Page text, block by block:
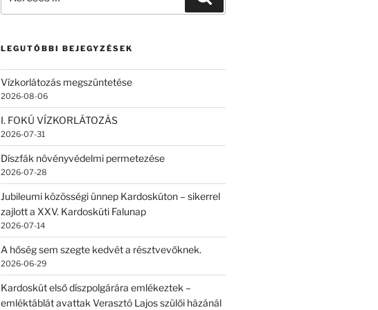
következő
LEGUTÓBBI BEJEGYZÉSEK
Vízkorlátozás megszüntetése
2026-08-06
I. FOKÚ VÍZKORLÁTOZÁS
2026-07-31
Díszfák növényvédelmi permetezése
2026-07-28
Jubileumi közösségi ünnep Kardoskúton – sikerrel
zajlott a XXV. Kardoskúti Falunap
2026-07-14
A hőség sem szegte kedvét a résztvevőknek.
2026-06-29
Kardoskút első díszpolgárára emlékeztek –
emléktáblát avattak Verasztó Lajos szülői házánál